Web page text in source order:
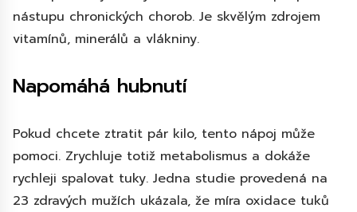
nástupu chronických chorob. Je skvělým zdrojem
vitamínů, minerálů a vlákniny.
Napomáhá hubnutí
Pokud chcete ztratit pár kilo, tento nápoj může
pomoci. Zrychluje totiž metabolismus a dokáže
rychleji spalovat tuky. Jedna studie provedená na
23 zdravých mužích ukázala, že míra oxidace tuků